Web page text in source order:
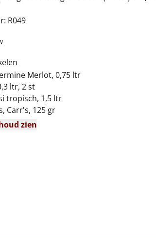
R049
Merlot, 0,75 ltr
ltr, 2 st
tropisch, 1,5 ltr
Carr's, 125 gr
zien